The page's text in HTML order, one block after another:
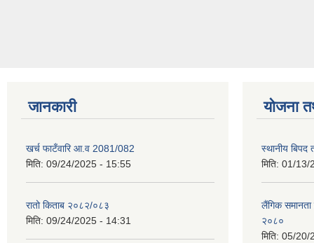
जानकारी
खर्च फाटँवारि आ.व 2081/082
मिति: 09/24/2025 - 15:55
रातो किताब २०८२/०८३
मिति: 09/24/2025 - 14:31
योजना
स्थानीय
मिति: 01/13/
लैंगिक समानता
२०८०
मिति: 05/20/